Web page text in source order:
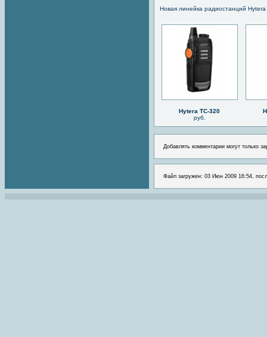
Новая линейка радиостанций
Hytera TC-320
руб.
Добавлять комментарии могут только
Файл загружен: 03 Июн 2009 16:54,